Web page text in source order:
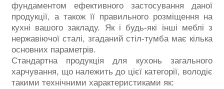
фундаментом ефективного застосування даної
продукції, а також її правильного розміщення на
кухні вашого закладу. Як і будь-які інші меблі з
нержавіючої сталі, згаданий стіл-тумба має кілька
основних параметрів.
Стандартна продукція для кухонь загального
харчування, що належить до цієї категорії, володіє
такими технічними характеристиками як: